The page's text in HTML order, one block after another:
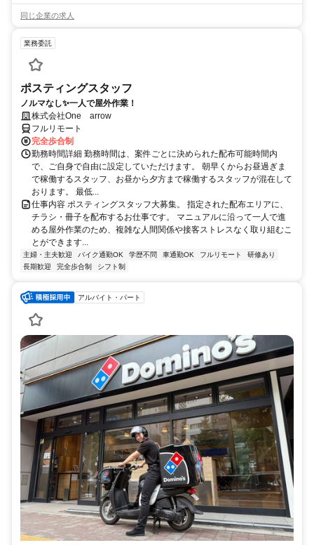
同じ企業の求人
業務委託
ポスティングスタッフ
ノルマなし✨一人で屋外作業！
株式会社One arrow
フルリモート
完全歩合制
勤務時間詳細 勤務時間は、案件ごとに決められた配布可能時間内
で、ご自身で自由に設定していただけます。 朝早くからお昼過ぎま
で稼働するスタッフ、お昼から夕方まで稼働するスタッフが混在して
おります。 最低...
仕事内容 ポスティングスタッフ大募集。 指定された配布エリアに、
チラシ・冊子を配布するお仕事です。 マニュアルに沿って一人で進
める屋外作業のため、複雑な人間関係や接客ストレスなく取り組むこ
とができます...
主婦・主夫歓迎 バイク通勤OK 学歴不問 車通勤OK フルリモート
研修あり
長期歓迎
完全歩合制 シフト制
アルバイト・パート